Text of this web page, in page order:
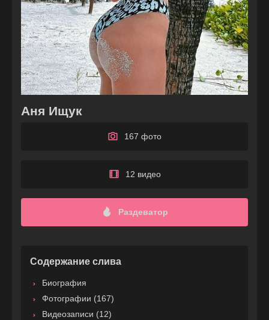
Аня Ищук
167 фото
12 видео
Раздеватор
Содержание слива
Биография
Фотографии (167)
Видеозаписи (12)